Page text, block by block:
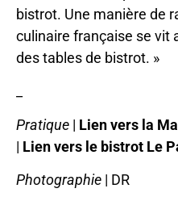
bistrot. Une manière de
culinaire française se vit
des tables de bistrot. »
Pratique | Lien vers la
| Lien vers le bistrot Le
Photographie | DR